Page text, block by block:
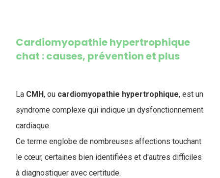
Cardiomyopathie hypertrophique
chat : causes, prévention et plus
La CMH, ou cardiomyopathie hypertrophique, est un
syndrome complexe qui indique un dysfonctionnement
cardiaque.
Ce terme englobe de nombreuses affections touchant
le cœur, certaines bien identifiées et d'autres difficiles
à diagnostiquer avec certitude.